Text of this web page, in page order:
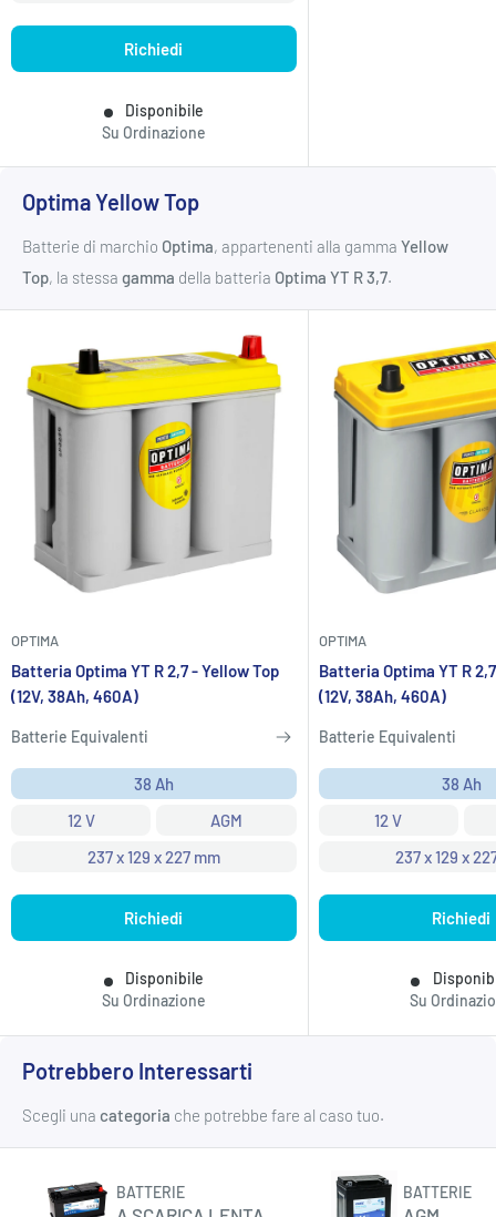
Richiedi
Disponibile
Su Ordinazione
Optima Yellow Top
Batterie di marchio Optima, appartenenti alla gamma Yellow
Top, la stessa gamma della batteria Optima YT R 3,7.
OPTIMA
Batteria Optima YT R 2,7 - Yellow Top
(12V, 38Ah, 460A)
Batterie Equivalenti
38 Ah
12 V
AGM
237 x 129 x 227 mm
Richiedi
Disponibile
Su Ordinazione
OPTIMA
Batteria Optima YT R
(12V, 38Ah, 460A)
Batterie Equivalenti
38 Ah
12 V
237 x 129 x
Richiedi
Su
Potrebbero Interessarti
Scegli una categoria che potrebbe fare al caso tuo.
BATTERIE BATTERIE